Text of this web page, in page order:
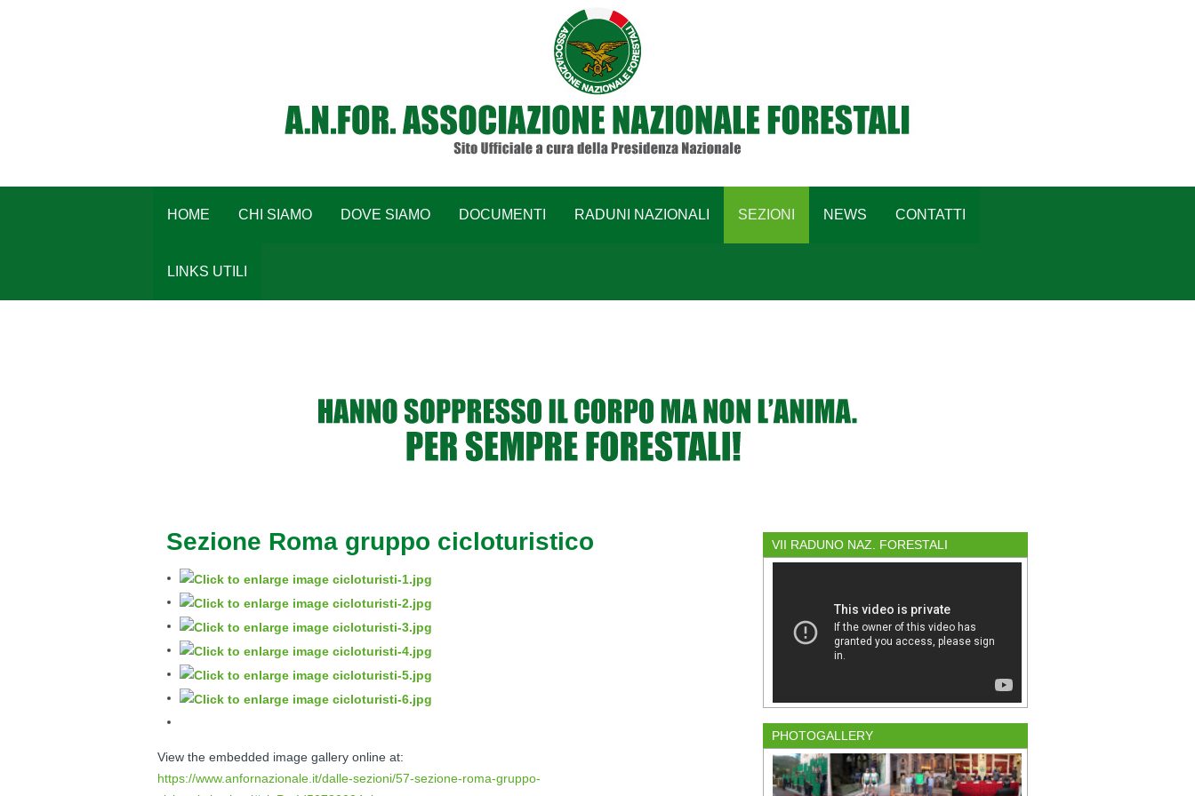
HOME CHI SIAMO DOVE SIAMO DOCUMENTI RADUNI NAZIONALI SEZIONI NEWS CONTATTI
LINKS UTILI
Sezione Roma gruppo cicloturistico
View the embedded image gallery online at:
https://www.anfornazionale.it/dalle-sezioni/57-sezione-roma-gruppo-
VII RADUNO NAZ. FORESTALI
PHOTOGALLERY